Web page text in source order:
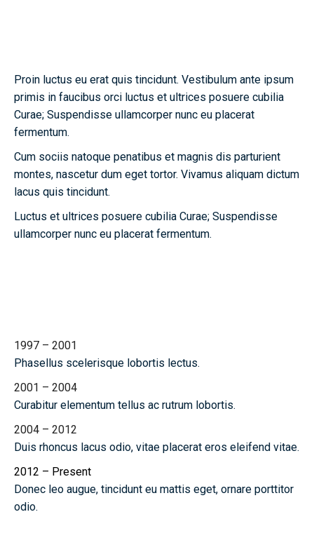
Proin luctus eu erat quis tincidunt. Vestibulum ante ipsum
primis in faucibus orci luctus et ultrices posuere cubilia
Curae; Suspendisse ullamcorper nunc eu placerat
fermentum.
Cum sociis natoque penatibus et magnis dis parturient
montes, nascetur dum eget tortor. Vivamus aliquam dictum
lacus quis tincidunt.
Luctus et ultrices posuere cubilia Curae; Suspendisse
ullamcorper nunc eu placerat fermentum.
1997 – 2001
Phasellus scelerisque lobortis lectus.
2001 – 2004
Curabitur elementum tellus ac rutrum lobortis.
2004 – 2012
Duis rhoncus lacus odio, vitae placerat eros eleifend vitae.
2012 – Present
Donec leo augue, tincidunt eu mattis eget, ornare porttitor
odio.